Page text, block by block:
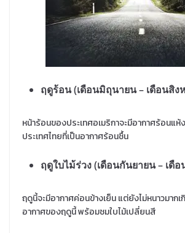
ฤดูร้อน (เดือนมิถุนายน – เดือนสิง
หน้าร้อนของประเทศอเมริกาจะมีอากาศร้อนแห้
ประเทศไทยที่เป็นอากาศร้อนชื้น
ฤดูใบไม้ร่วง (เดือนกันยายน – เดื
ฤดูนี้จะมีอากาศค่อนข้างเย็น แต่ยังไม่หนาวมาก
อากาศของฤดูนี้ พร้อมชมใบไม้เปลี่ยนสี